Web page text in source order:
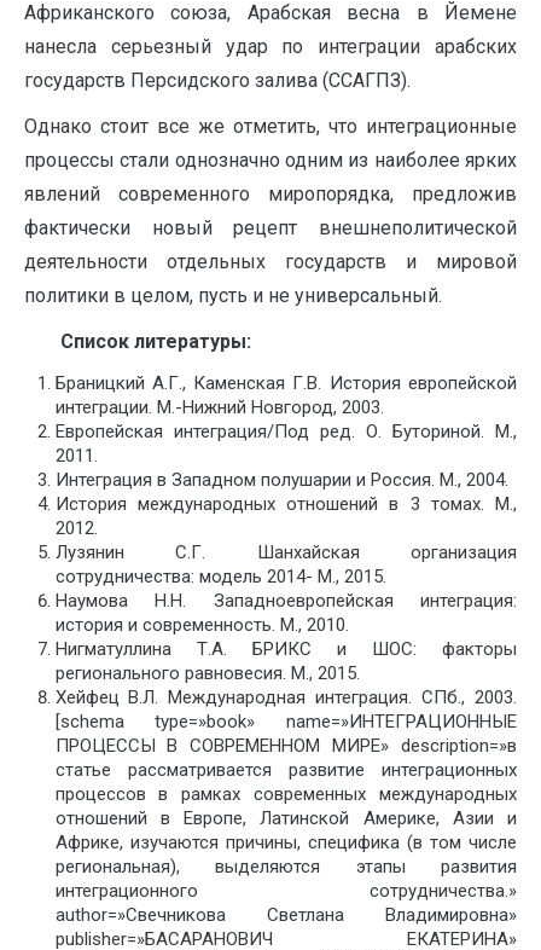
Африканского союза, Арабская весна в Йемене
нанесла серьезный удар по интеграции арабских
государств Персидского залива (ССАГПЗ).
Однако стоит все же отметить, что интеграционные
процессы стали однозначно одним из наиболее ярких
явлений современного миропорядка, предложив
фактически новый рецепт внешнеполитической
деятельности отдельных государств и мировой
политики в целом, пусть и не универсальный.
Список литературы:
Браницкий А.Г., Каменская Г.В. История европейской
интеграции. М.-Нижний Новгород, 2003.
Европейская интеграция/Под ред. О. Буториной. М.,
2011.
Интеграция в Западном полушарии и Россия. М., 2004.
История международных отношений в 3 томах. М.,
2012.
Лузянин С.Г. Шанхайская организация
сотрудничества: модель 2014- М., 2015.
Наумова Н.Н. Западноевропейская интеграция:
история и современность. М., 2010.
Нигматуллина Т.А. БРИКС и ШОС: факторы
регионального равновесия. М., 2015.
Хейфец В.Л. Международная интеграция. СПб., 2003.
[schema type=»book» name=»ИНТЕГРАЦИОННЫЕ
ПРОЦЕССЫ В СОВРЕМЕННОМ МИРЕ» description=»в
статье рассматривается развитие интеграционных
процессов в рамках современных международных
отношений в Европе, Латинской Америке, Азии и
Африке, изучаются причины, специфика (в том числе
региональная), выделяются этапы развития
интеграционного сотрудничества.»
author=»Свечникова Светлана Владимировна»
publisher=»БАСАРАНОВИЧ ЕКАТЕРИНА»